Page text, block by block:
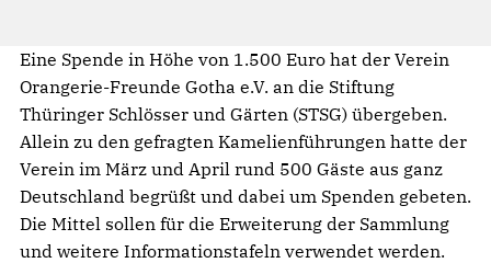
Eine Spende in Höhe von 1.500 Euro hat der Verein
Orangerie-Freunde Gotha e.V. an die Stiftung
Thüringer Schlösser und Gärten (STSG) übergeben.
Allein zu den gefragten Kamelienführungen hatte der
Verein im März und April rund 500 Gäste aus ganz
Deutschland begrüßt und dabei um Spenden gebeten.
Die Mittel sollen für die Erweiterung der Sammlung
und weitere Informationstafeln verwendet werden.